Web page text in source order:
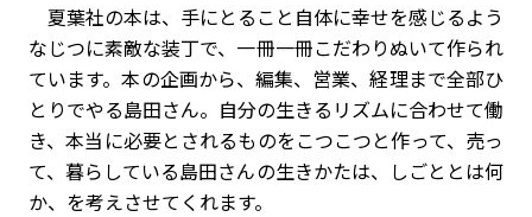
夏葉社の本は、手にとること自体に幸せを感じるよう
なじつに素敵な装丁で、一冊一冊こだわりぬいて作られ
ています。本の企画から、編集、営業、経理まで全部ひ
とりでやる島田さん。自分の生きるリズムに合わせて働
き、本当に必要とされるものをこつこつと作って、売っ
て、暮らしている島田さんの生きかたは、しごととは何
か、を考えさせてくれます。